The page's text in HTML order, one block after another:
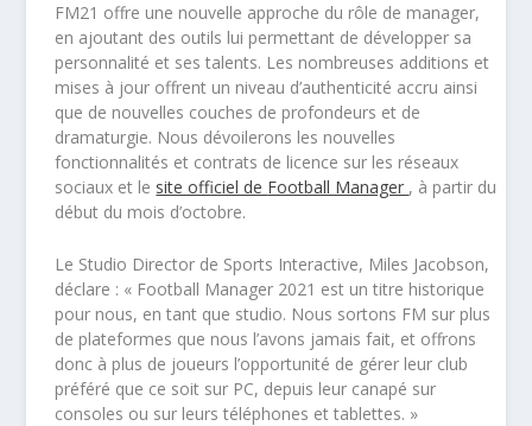
FM21 offre une nouvelle approche du rôle de manager,
en ajoutant des outils lui permettant de développer sa
personnalité et ses talents. Les nombreuses additions et
mises à jour offrent un niveau d’authenticité accru ainsi
que de nouvelles couches de profondeurs et de
dramaturgie. Nous dévoilerons les nouvelles
fonctionnalités et contrats de licence sur les réseaux
sociaux et le site officiel de Football Manager , à partir du
début du mois d’octobre.
Le Studio Director de Sports Interactive, Miles Jacobson,
déclare : « Football Manager 2021 est un titre historique
pour nous, en tant que studio. Nous sortons FM sur plus
de plateformes que nous l’avons jamais fait, et offrons
donc à plus de joueurs l’opportunité de gérer leur club
préféré que ce soit sur PC, depuis leur canapé sur
consoles ou sur leurs téléphones et tablettes. »